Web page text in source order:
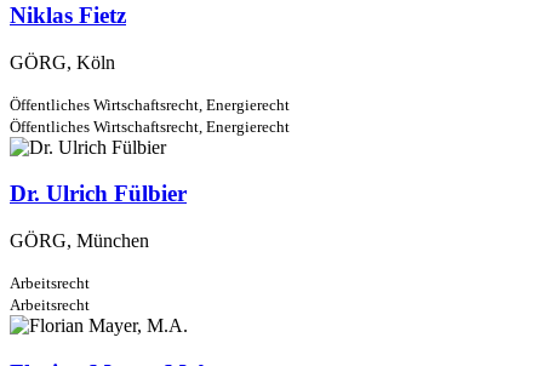
Niklas Fietz
GÖRG, Köln
Öffentliches Wirtschaftsrecht, Energierecht
Öffentliches Wirtschaftsrecht, Energierecht
Dr. Ulrich Fülbier
GÖRG, München
Arbeitsrecht
Arbeitsrecht